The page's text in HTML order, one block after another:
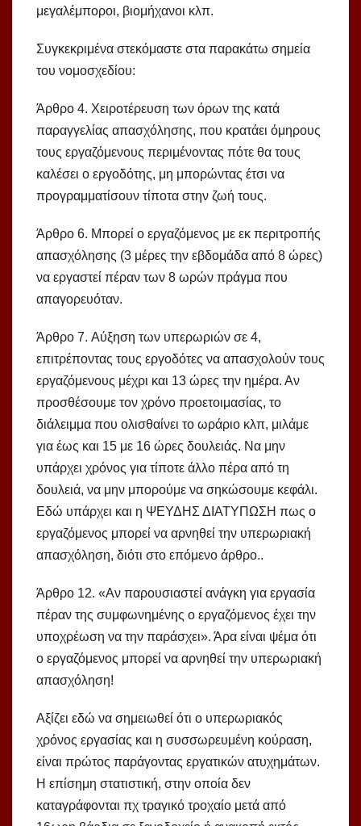
μεγαλέμποροι, βιομήχανοι κλπ.
Συγκεκριμένα στεκόμαστε στα παρακάτω σημεία
του νομοσχεδίου:
Άρθρο 4. Χειροτέρευση των όρων της κατά
παραγγελίας απασχόλησης, που κρατάει όμηρους
τους εργαζόμενους περιμένοντας πότε θα τους
καλέσει ο εργοδότης, μη μπορώντας έτσι να
προγραμματίσουν τίποτα στην ζωή τους.
Άρθρο 6. Μπορεί ο εργαζόμενος με εκ περιτροπής
απασχόλησης (3 μέρες την εβδομάδα από 8 ώρες)
να εργαστεί πέραν των 8 ωρών πράγμα που
απαγορευόταν.
Άρθρο 7. Αύξηση των υπερωριών σε 4,
επιτρέποντας τους εργοδότες να απασχολούν τους
εργαζόμενους μέχρι και 13 ώρες την ημέρα. Αν
προσθέσουμε τον χρόνο προετοιμασίας, το
διάλειμμα που ολισθαίνει το ωράριο κλπ, μιλάμε
για έως και 15 με 16 ώρες δουλειάς. Να μην
υπάρχει χρόνος για τίποτε άλλο πέρα από τη
δουλειά, να μην μπορούμε να σηκώσουμε κεφάλι.
Εδώ υπάρχει και η ΨΕΥΔΗΣ ΔΙΑΤΥΠΩΣΗ πως ο
εργαζόμενος μπορεί να αρνηθεί την υπερωριακή
απασχόληση, διότι στο επόμενο άρθρο..
Άρθρο 12. «Αν παρουσιαστεί ανάγκη για εργασία
πέραν της συμφωνημένης ο εργαζόμενος έχει την
υποχρέωση να την παράσχει». Άρα είναι ψέμα ότι
ο εργαζόμενος μπορεί να αρνηθεί την υπερωριακή
απασχόληση!
Αξίζει εδώ να σημειωθεί ότι ο υπερωριακός
χρόνος εργασίας και η συσσωρευμένη κούραση,
είναι πρώτος παράγοντας εργατικών ατυχημάτων.
Η επίσημη στατιστική, στην οποία δεν
καταγράφονται πχ τραγικό τροχαίο μετά από